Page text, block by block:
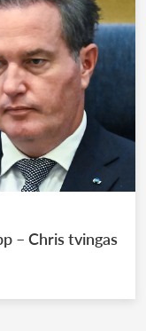
– Chris tvingas